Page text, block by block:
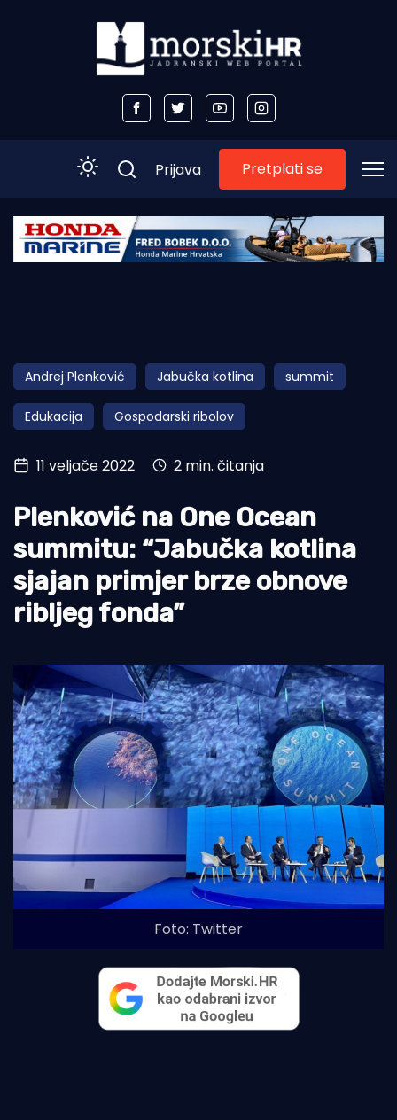
Početna
Obala
Otoci
Turizam i nautika
Pomorstvo
Tradicija i kultura
Prijava Pretplati se
Andrej Plenković Jabučka kotlina summit
Edukacija Gospodarski ribolov
11 veljače 2022 2 min. čitanja
Plenković na One Ocean
summitu: “Jabučka kotlina
sjajan primjer brze obnove
ribljeg fonda”
Foto: Twitter